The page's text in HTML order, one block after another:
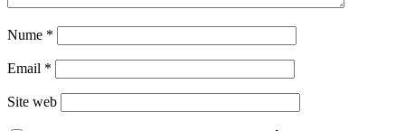
Nume *
Email *
Site web